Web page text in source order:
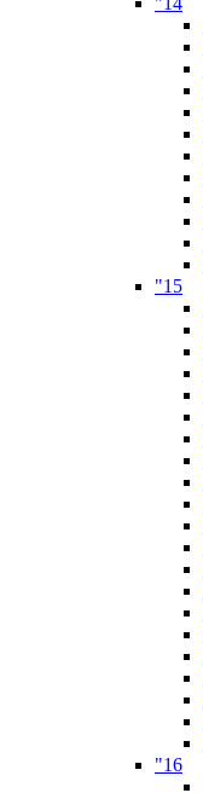
"15
"16